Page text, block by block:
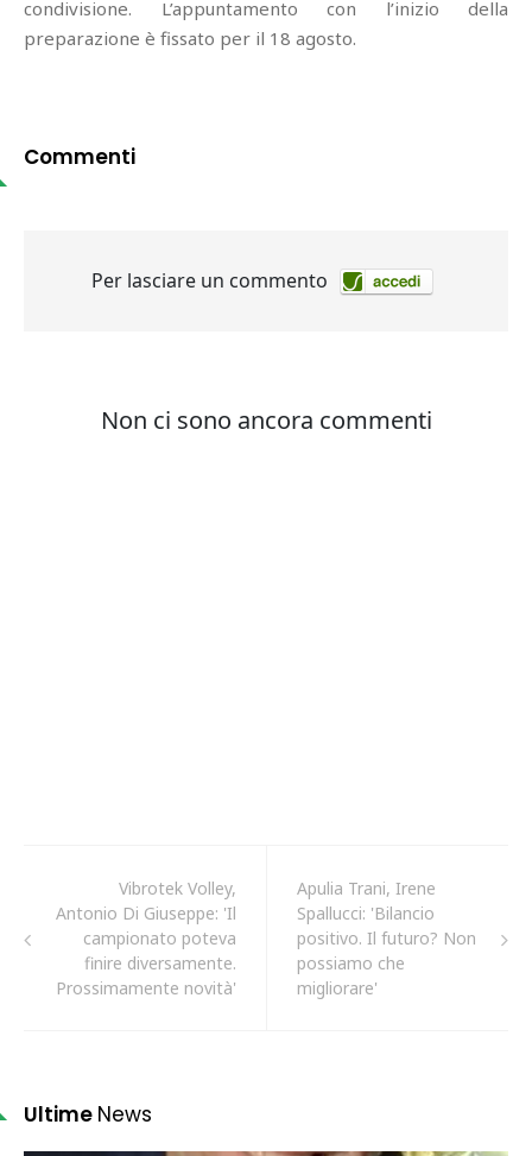
condivisione. L’appuntamento con l’inizio della
preparazione è fissato per il 18 agosto.
Commenti
Vibrotek Volley,
Antonio Di Giuseppe: 'Il
campionato poteva
finire diversamente.
Prossimamente novità'
Apulia Trani, Irene
Spallucci: 'Bilancio
positivo. Il futuro? Non
possiamo che
migliorare'
Ultime News